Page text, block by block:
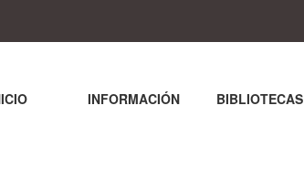
INFORMACIÓN BIBLIOTECAS